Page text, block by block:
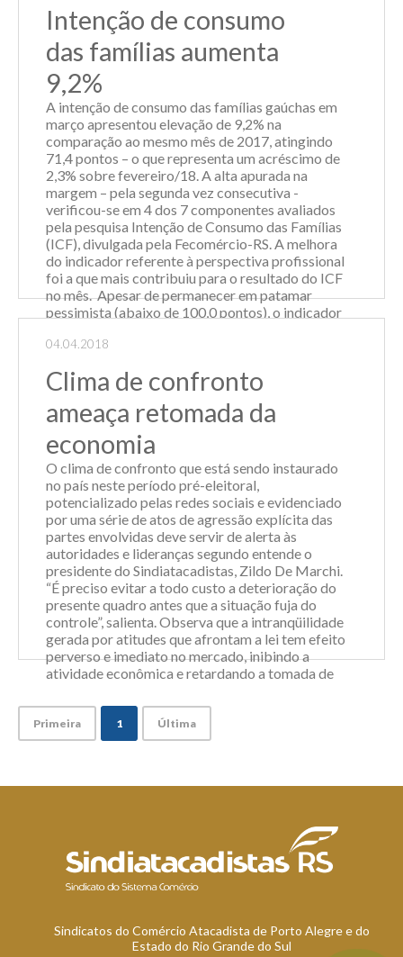
analisou agravos interpostos pela Fazenda
Nacional contra a...
Intenção de consumo
das famílias aumenta
9,2%
A intenção de consumo das famílias gaúchas em
março apresentou elevação de 9,2% na
comparação ao mesmo mês de 2017, atingindo
71,4 pontos – o que representa um acréscimo de
2,3% sobre fevereiro/18. A alta apurada na
margem – pela segunda vez consecutiva -
verificou-se em 4 dos 7 componentes avaliados
pela pesquisa Intenção de Consumo das Famílias
(ICF), divulgada pela Fecomércio-RS. A melhora
do indicador referente à perspectiva profissional
foi a que mais contribuiu para o resultado do ICF
no mês. Apesar de permanecer em patamar
pessimista (abaixo de 100,0 pontos), o indicador
92,9 pontos, uma elevação significativa de 39,4%
04.04.2018
Clima de confronto
ameaça retomada da
economia
O clima de confronto que está sendo instaurado
no país neste período pré-eleitoral,
potencializado pelas redes sociais e evidenciado
por uma série de atos de agressão explícita das
partes envolvidas deve servir de alerta às
autoridades e lideranças segundo entende o
presidente do Sindiatacadistas, Zildo De Marchi.
“É preciso evitar a todo custo a deterioração do
presente quadro antes que a situação fuja do
controle”, salienta. Observa que a intranqüilidade
gerada por atitudes que afrontam a lei tem efeito
perverso e imediato no mercado, inibindo a
atividade econômica e retardando a tomada de
“O que é de todo prejudicial nesta etapa em que
es...
Primeira 1 Última
Sindicatos do Comércio Atacadista de Porto Alegre e do
Estado do Rio Grande do Sul